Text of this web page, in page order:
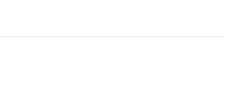
滑りやすい構造 手洗い用 22*15.5*5cm